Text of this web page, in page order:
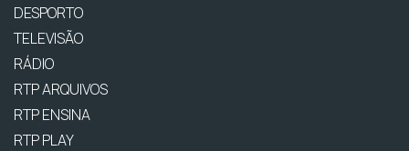
DESPORTO
TELEVISÃO
RÁDIO
RTP ARQUIVOS
RTP ENSINA
RTP PLAY